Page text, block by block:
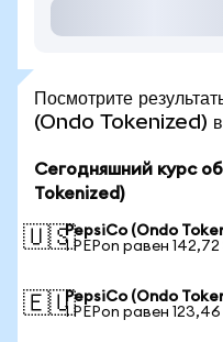
Посмотрите
(Ondo Tokenized) в
Сегодняшний курс
Tokenized)
🇺🇸PepsiCo (Ondo
1 PEPon равен 142,72
🇪🇺PepsiCo (Ondo
1 PEPon равен